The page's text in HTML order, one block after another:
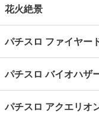
花火絶景
パチスロ ファイヤー
パチスロ バイオハザ
パチスロ アクエリオ